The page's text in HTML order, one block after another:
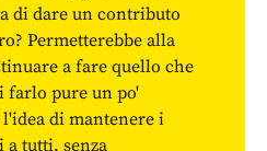
di dare un contributo
Permetterebbe alla
a fare quello che
farlo pure un po'
di mantenere i
a tutti, senza